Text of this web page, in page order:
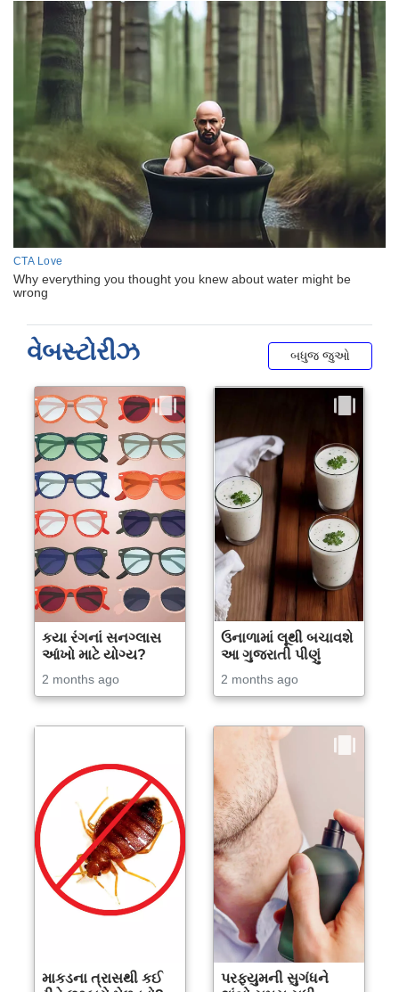
વેબસ્ટોરીઝ બધુજ જુઓ
કયા રંગનાં સનગ્લાસ
આંખો માટે યોગ્ય?
2 months ago
ઉનાળામાં લૂથી બચાવશે
આ ગુજરાતી પીણું
2 months ago
માકડના ત્રાસથી કઈ
પરફ્યુમની સુગંધને